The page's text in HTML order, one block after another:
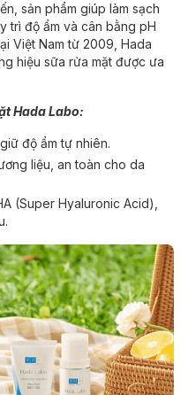
sản phẩm giúp làm sạch
trì độ ẩm và cân bằng pH
Việt Nam từ 2009, Hada
hiệu sữa rửa mặt được ưa
Hada Labo:
độ ẩm tự nhiên.
liệu, an toàn cho da
(Super Hyaluronic Acid),